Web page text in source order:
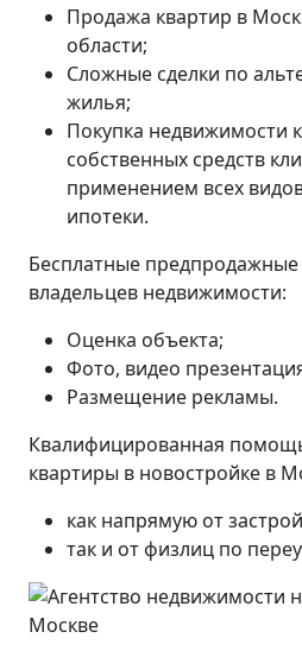
Продажа квартир в
области;
Сложные сделки по
жилья;
Покупка недвижимости
собственных средств
применением всех
ипотеки.
Бесплатные предпродажные
владельцев недвижимости:
Оценка объекта;
Фото, видео
Размещение рекламы.
Квалифицированная
квартиры в новостройке в
как напрямую от
так и от физлиц по